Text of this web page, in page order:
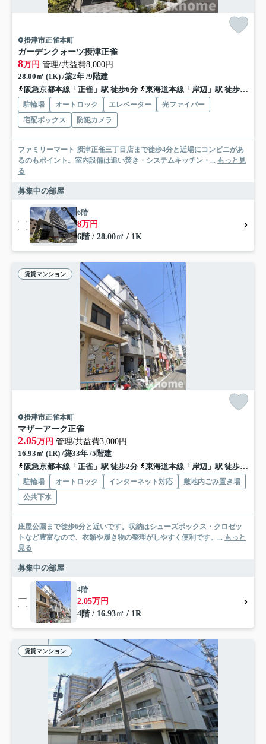
摂津市正雀本町
ガーデンクォーツ摂津正雀
8万円 管理/共益費8,000円
28.00㎡ (1K) /築2年 /9階建
阪急京都本線「正雀」駅 徒歩6分
東海道本線「岸辺」駅 徒歩13分
駐輪場 オートロック エレベーター
光ファイバー
宅配ボックス
防犯カメラ
ファミリーマート 摂津正雀三丁目店まで徒歩4分と近場にコンビニがあ
るのもポイント。室内設備は追い焚き・システムキッチン・... もっと見
る
募集中の部屋
6階
8万円
6階 / 28.00㎡ / 1K
賃貸マンション
摂津市正雀本町
マザーアーク正雀
2.05万円 管理/共益費3,000円
16.93㎡ (1R) /築33年 /5階建
阪急京都本線「正雀」駅 徒歩2分
東海道本線「岸辺」駅 徒歩11分
駐輪場 オートロック インターネット対応
敷地内ごみ置き場
公共下水
庄屋公園まで徒歩6分と近いです。収納はシューズボックス・クロゼッ
トなど豊富なので、衣類や履き物の整理がしやすく便利です。... もっと
見る
募集中の部屋
4階
2.05万円
4階 / 16.93㎡ / 1R
賃貸マンション